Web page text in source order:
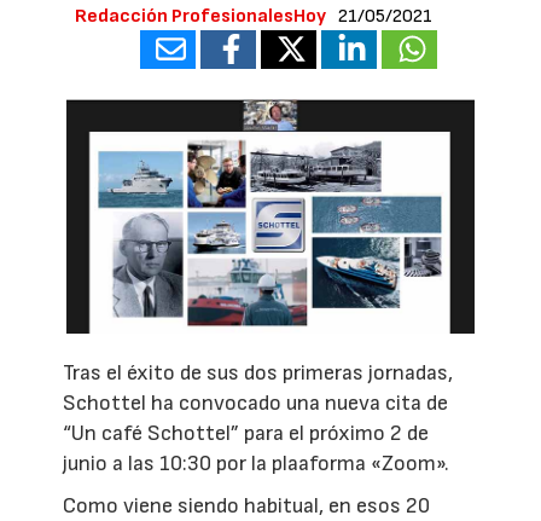
Redacción ProfesionalesHoy 21/05/2021
Tras el éxito de sus dos primeras jornadas,
Schottel ha convocado una nueva cita de
“Un café Schottel” para el próximo 2 de
junio a las 10:30 por la plaaforma «Zoom».
Como viene siendo habitual, en esos 20